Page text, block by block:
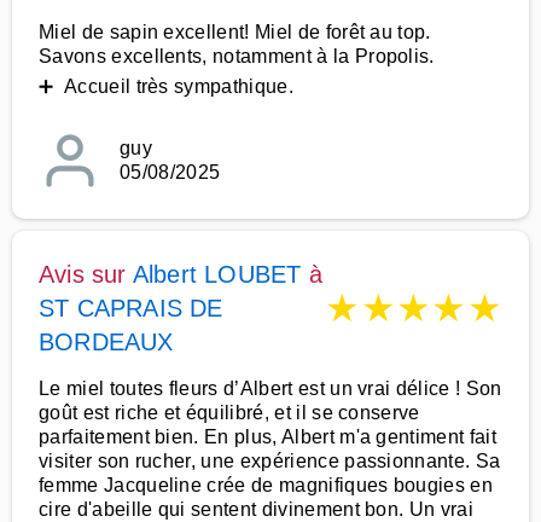
Miel de sapin excellent! Miel de forêt au top.
Savons excellents, notamment à la Propolis.
➕ Accueil très sympathique.
guy
05/08/2025
Avis sur Albert LOUBET à
ST CAPRAIS DE
BORDEAUX
★★★★★
Le miel toutes fleurs d’Albert est un vrai délice ! Son
goût est riche et équilibré, et il se conserve
parfaitement bien. En plus, Albert m'a gentiment fait
visiter son rucher, une expérience passionnante. Sa
femme Jacqueline crée de magnifiques bougies en
cire d'abeille qui sentent divinement bon. Un vrai